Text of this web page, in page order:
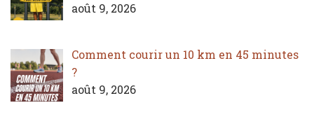
août 9, 2026
Comment courir un 10 km en 45 minutes
?
août 9, 2026